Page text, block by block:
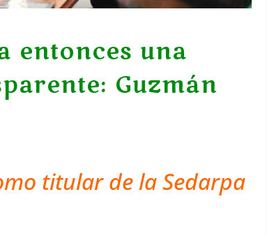
entonces una
Guzmán
titular de la Sedarpa